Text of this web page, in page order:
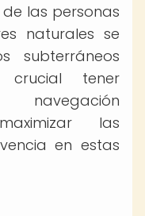
las personas
naturales se
subterráneos
crucial tener
las
en estas